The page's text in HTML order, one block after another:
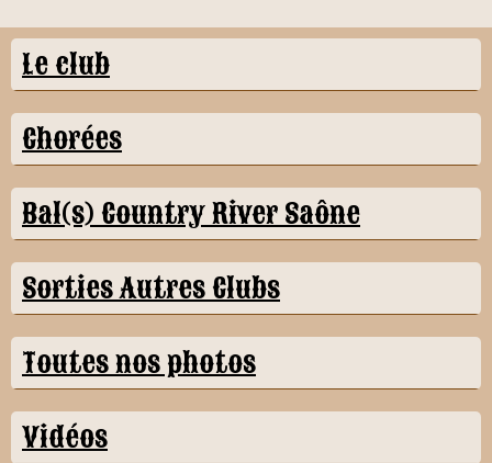
Le club
Chorées
Bal(s) Country River Saône
Sorties Autres Clubs
Toutes nos photos
Vidéos